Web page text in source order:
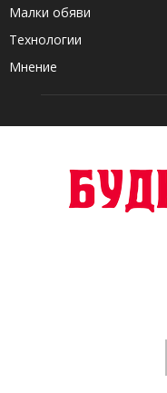
Малки обяви
Технологии
Мнение